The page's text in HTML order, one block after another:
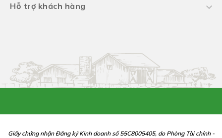
Hỗ trợ khách hàng
Giấy chứng nhận Đăng ký Kinh doanh số 55C8005405, do Phòng Tài chính -